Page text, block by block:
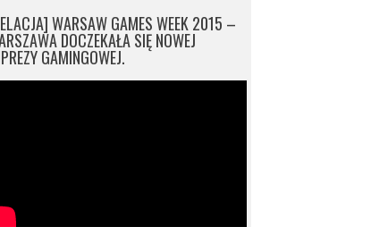
WARSAW GAMES WEEK 2015 –
DOCZEKAŁA SIĘ NOWEJ
GAMINGOWEJ.